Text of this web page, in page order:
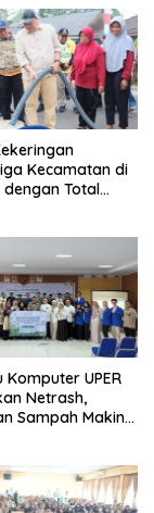
Kecamatan di
dengan Total
Komputer UPER
Netrash,
Sampah Makin